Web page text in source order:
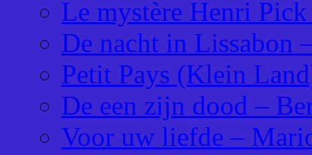
Le mystère Henri
De nacht in Lissabon
Petit Pays (Klein
De een zijn dood –
Voor uw liefde –